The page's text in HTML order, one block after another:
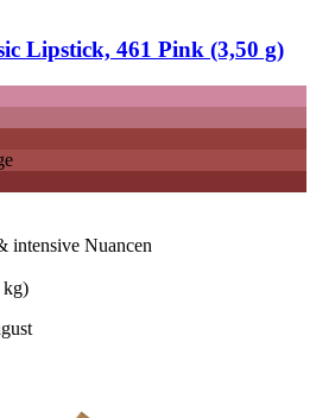
Lipstick, 461 Pink (3,50 g)
intensive Nuancen
kg)